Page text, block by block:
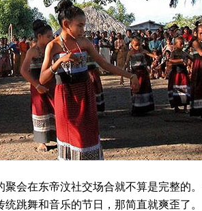
在东帝汶社交场合就不算是完整的
跳舞和音乐的节日，那简直就爽歪了。